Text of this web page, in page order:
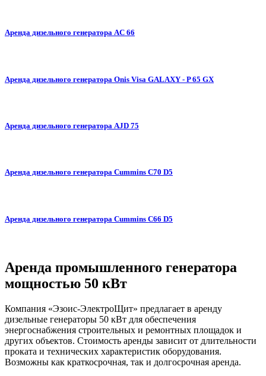
Аренда дизельного генератора AC 66
Аренда дизельного генератора Onis Visa GALAXY - P 65 GX
Аренда дизельного генератора AJD 75
Аренда дизельного генератора Cummins C70 D5
Аренда дизельного генератора Cummins C66 D5
Аренда промышленного генератора
мощностью 50 кВт
Компания «Эзоис-ЭлектроЩит» предлагает в аренду
дизельные генераторы 50 кВт для обеспечения
энергоснабжения строительных и ремонтных площадок и
других объектов. Стоимость аренды зависит от длительности
проката и технических характеристик оборудования.
Возможны как краткосрочная, так и долгосрочная аренда.